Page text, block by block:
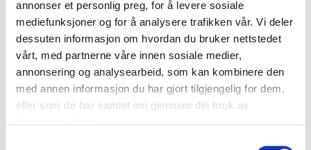
annonser et personlig preg, for å levere sosiale
mediefunksjoner og for å analysere trafikken vår. Vi deler
dessuten informasjon om hvordan du bruker nettstedet
vårt, med partnerne våre innen sosiale medier,
annonsering og analysearbeid, som kan kombinere den
med annen informasjon du har gjort tilgjengelig for dem,
eller som de har samlet inn gjennom din bruk av
tjenestene deres.